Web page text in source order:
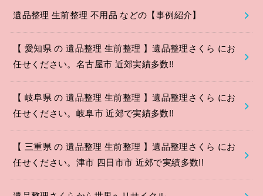
遺品整理 生前整理 不用品 などの【事例紹介】
【 愛知県 の 遺品整理 生前整理 】遺品整理さくら にお
任せください。名古屋市 近郊実績多数!!
【 岐阜県 の 遺品整理 生前整理 】遺品整理さくら にお
任せください。岐阜市 近郊で実績多数!!
【 三重県 の 遺品整理 生前整理 】遺品整理さくら にお
任せください。津市 四日市市 近郊で実績多数!!